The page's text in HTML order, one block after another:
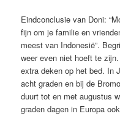
Eindconclusie van Doni:
fijn om je familie en
meest van Indonesië”.
weer even niet hoeft te
extra deken op het bed. In
acht graden en bij de
duurt tot en met augustus
graden dagen in Europa